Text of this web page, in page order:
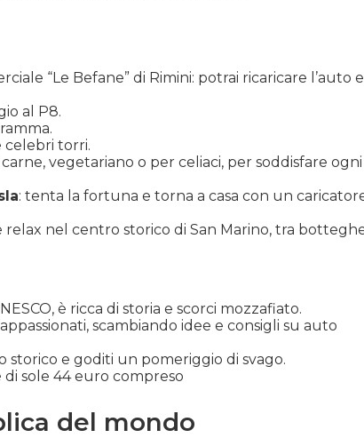
“Le Befane” di Rimini: potrai ricaricare l’auto e
al P8.
celebri torri.
vegetariano o per celiaci, per soddisfare ogni
: tenta la fortuna e torna a casa con un
nel centro storico di San Marino, tra
è ricca di storia e scorci mozzafiato.
scambiando idee e consigli su auto
storico e goditi un pomeriggio di svago.
sole 44 euro compreso
del mondo